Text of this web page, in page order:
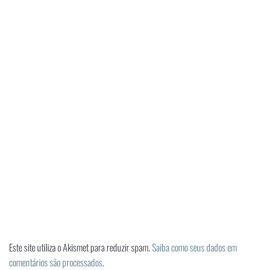
Este site utiliza o Akismet para reduzir spam.Saiba como seus dados em
comentários são processados.